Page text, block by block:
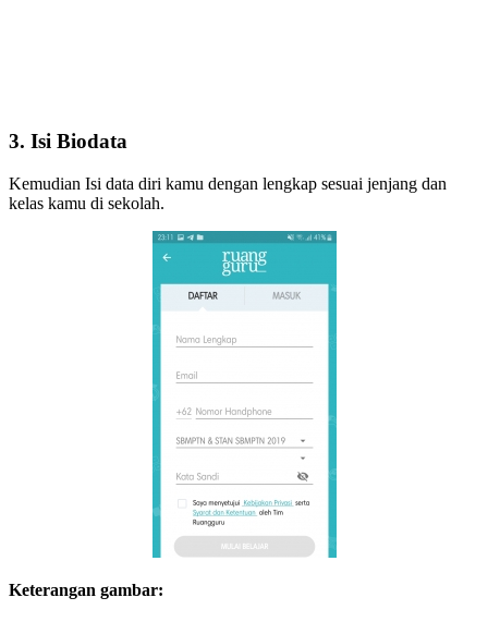
3. Isi Biodata
Kemudian Isi data diri kamu dengan lengkap sesuai jenjang dan
kelas kamu di sekolah.
Keterangan gambar: